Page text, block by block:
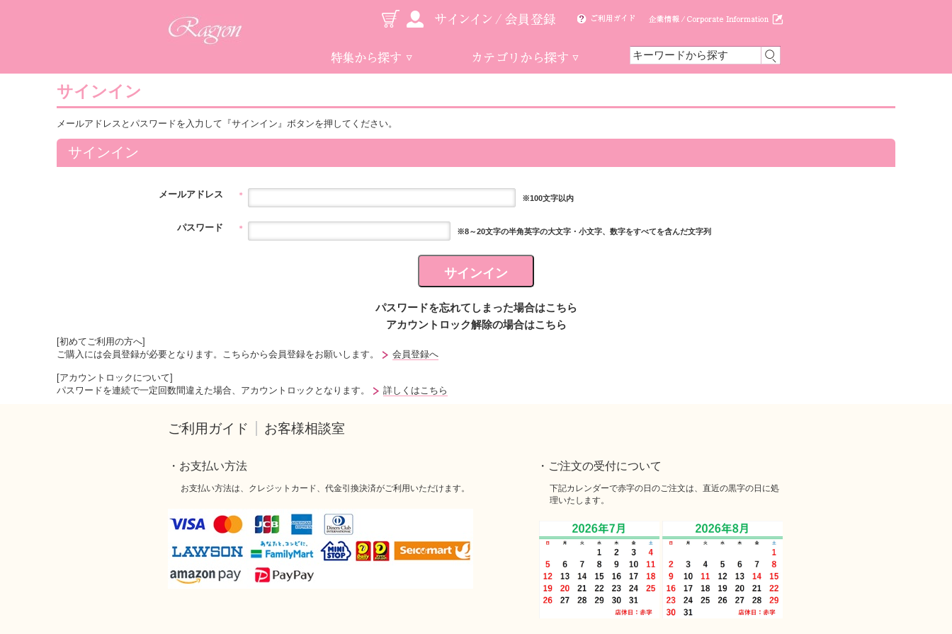
サインイン
メールアドレスとパスワードを入力して『サインイン』ボタンを押してください。
サインイン
メールアドレス ＊ ※100文字以内
パスワード ＊ ※8～20文字の半角英字の大文字・小文字、数字をすべてを含んだ文字列
パスワードを忘れてしまった場合はこちら
アカウントロック解除の場合はこちら
[初めてご利用の方へ]
ご購入には会員登録が必要となります。こちらから会員登録をお願いします。
会員登録へ
[アカウントロックについて]
パスワードを連続で一定回数間違えた場合、アカウントロックとなります。
詳しくはこちら
ご利用ガイド お客様相談室
・お支払い方法
お支払い方法は、クレジットカード、代金引換決済がご利用いただけます。
・ご注文の受付について
下記カレンダーで赤字の日のご注文は、直近の黒字の日に処
理いたします。